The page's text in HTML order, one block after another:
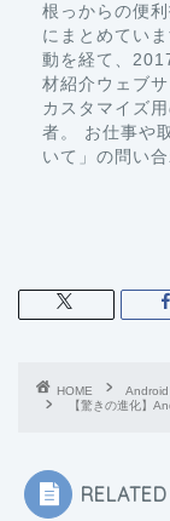
根っからの便
にまとめてい
動を経て、
材紹介ウェブ
カスタマイズ
者。 お仕事や
いて」の問い
HOME
【驚きの進化】